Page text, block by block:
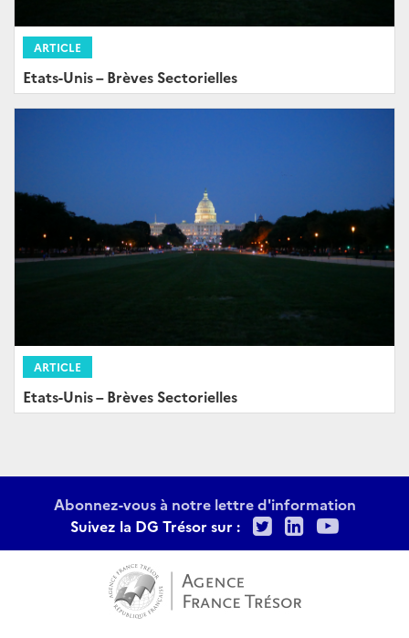
ARTICLE
Etats-Unis – Brèves Sectorielles
ARTICLE
Etats-Unis – Brèves Sectorielles
Abonnez-vous à notre lettre d'information
Suivez la DG Trésor sur :
TwitterLinkedIn